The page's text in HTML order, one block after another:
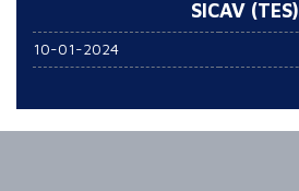
SICAV (TES)
10-01-2024